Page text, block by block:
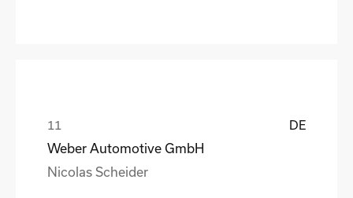
DE
Weber Automotive GmbH
Nicolas Scheider